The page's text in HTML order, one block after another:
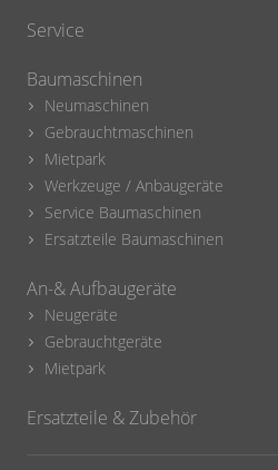
Service
Baumaschinen
Neumaschinen
Gebrauchtmaschinen
Mietpark
Werkzeuge / Anbaugeräte
Service Baumaschinen
Ersatzteile Baumaschinen
An-& Aufbaugeräte
Neugeräte
Gebrauchtgeräte
Mietpark
Ersatzteile & Zubehör